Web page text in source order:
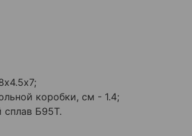
коробки, см - 1.4;
Б95Т.